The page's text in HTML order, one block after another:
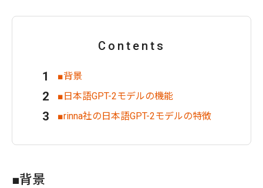
Contents
■背景
■日本語GPT-2モデルの機能
■rinna社の日本語GPT-2モデルの特徴
■背景